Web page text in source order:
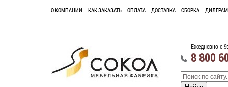
О КОМПАНИИ КАК ЗАКАЗАТЬ ОПЛАТА ДОСТАВКА СБОРКА ДИЛЕРАМ
Ежедневно с
8 800